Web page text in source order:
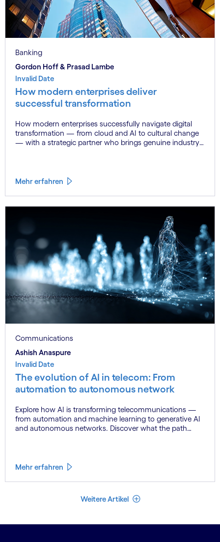
Banking
Gordon Hoff & Prasad Lambe
Invalid Date
How modern enterprises deliver
successful transformation
How modern enterprises successfully navigate digital
transformation — from cloud and AI to cultural change
— with a strategic partner who brings genuine industry
Mehr erfahren
Communications
Ashish Anaspure
Invalid Date
The evolution of AI in telecom: From
automation to autonomous network
Explore how AI is transforming telecommunications —
from automation and machine learning to generative AI
and autonomous networks. Discover what the path
Mehr erfahren
Weitere Artikel Weniger Artikel